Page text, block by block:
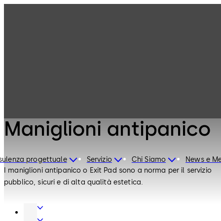
progettuale Servizio Chi Siamo News e
Maniglioni antipanico
I maniglioni antipanico o Exit Pad sono a norma per il servizio
pubblico, sicuri e di alta qualità estetica.
Accessori